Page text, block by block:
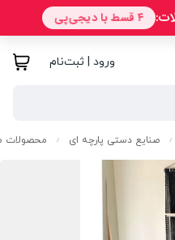
ورود | ثبت‌نام
/ صنایع دستی پارچه ای / محصولات